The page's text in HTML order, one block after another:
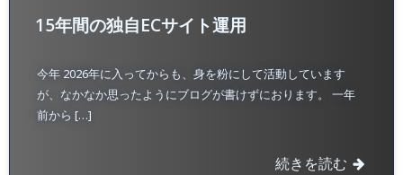
15年間の独自ECサイト運用
今年 2026年に入ってからも、身を粉にして活動しています
が、なかなか思ったようにブログが書けずにおります。 一年
前から […]
続きを読む